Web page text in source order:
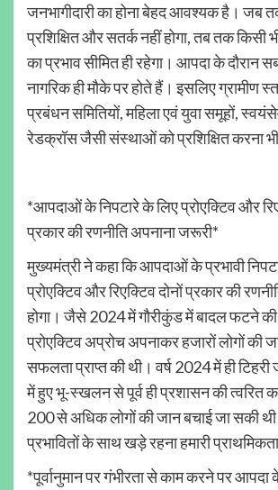
जनभागीदारी का होना बेहद आवश्यक है। जब
प्रशिक्षित और सतर्क नहीं होगा, तब तक किसी
का प्रभाव सीमित ही रहेगा। आपदा के दौरान
नागरिक ही मौके पर होते हैं। इसलिए ग्रामीण
प्रबंधन समितियों, महिला एवं युवा समूहों,
रेडक्रॉस जैसी संस्थाओं को प्रशिक्षित करना
*आपदाओं के निपटारे के लिए प्रोएक्टिव और
प्रकार की रणनीति अपनाना जरूरी*
मुख्यमंत्री ने कहा कि आपदाओं के प्रभावी
प्रोएक्टिव और रिएक्टिव दोनों प्रकार की
होगा। जैसे 2024 में गौरीकुंड में बादल फटने की
प्रोएक्टिव अप्रोच अपनाकर हजारों लोगों की
सफलता प्राप्त की थी। वर्ष 2024 में ही
में हुए भू-स्खलन से पूर्व ही प्रशासन की त्वरित
200 से अधिक लोगों की जान बचाई जा सकी
प्रभावितों के साथ खड़े रहना हमारी
*पूर्वानुमान पर गंभीरता से काम करने पर